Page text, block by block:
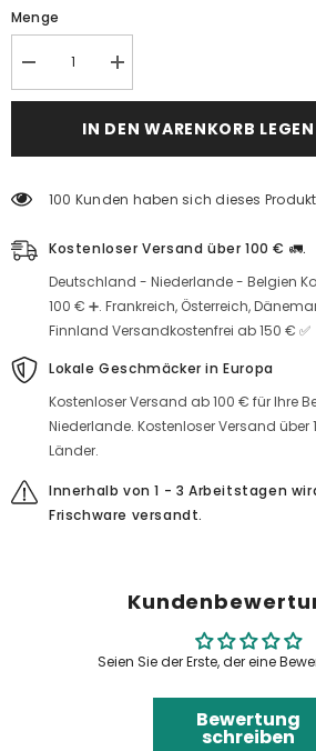
Menge
Sambal
acı
sos
için
Sambal
acı
sos
-460
g
için
IN DEN WARENKORB LEGEN
100 Kunden haben sich dieses
Kostenloser Versand über 100 € 🚛.
Deutschland - Niederlande - Belgien
100 € ➕. Frankreich, Österreich,
Finnland Versandkostenfrei ab 150 € ✅
Lokale Geschmäcker in Europa
Kostenloser Versand ab 100 € für Ihre
Niederlande. Kostenloser Versand
Länder.
Innerhalb von 1 - 3 Arbeitstagen
Frischware versandt.
Seien Sie der Erste, der eine
Bewertung
schreiben